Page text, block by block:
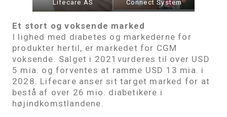
Lifecare AS Connect System
Et stort og voksende marked
I lighed med diabetes og markederne for
produkter hertil, er markedet for CGM
voksende. Salget i 2021vurderes til over USD
5 mia. og forventes at ramme USD 13 mia. i
2028. Lifecare anser sit target marked for at
bestå af over 26 mio. diabetikere i
højindkomstlandene.